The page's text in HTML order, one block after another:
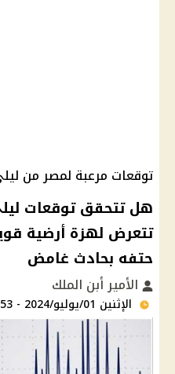
توقعات مرعبة لمصر من ليلي
هل تتحقق توقعات
تتعرض لهزة أرضية
حتفه بحادث غامض
الأمير أبن الملك
الإثنين 01/يوليو/2024 - 07:53 م